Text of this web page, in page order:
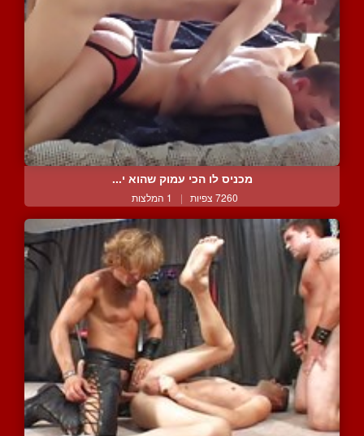
מכניס לו הכי עמוק שהוא י...
7260 צפיות | 1 המלצות